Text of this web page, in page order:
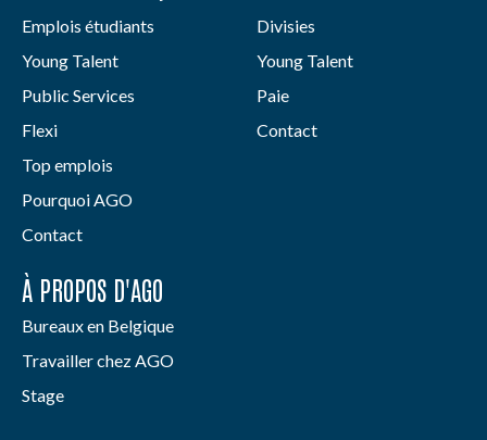
Emplois étudiants
Young Talent
Public Services
Flexi
Top emplois
Pourquoi AGO
Contact
Divisies
Young Talent
Paie
Contact
À PROPOS D'AGO
Bureaux en Belgique
Travailler chez AGO
Stage